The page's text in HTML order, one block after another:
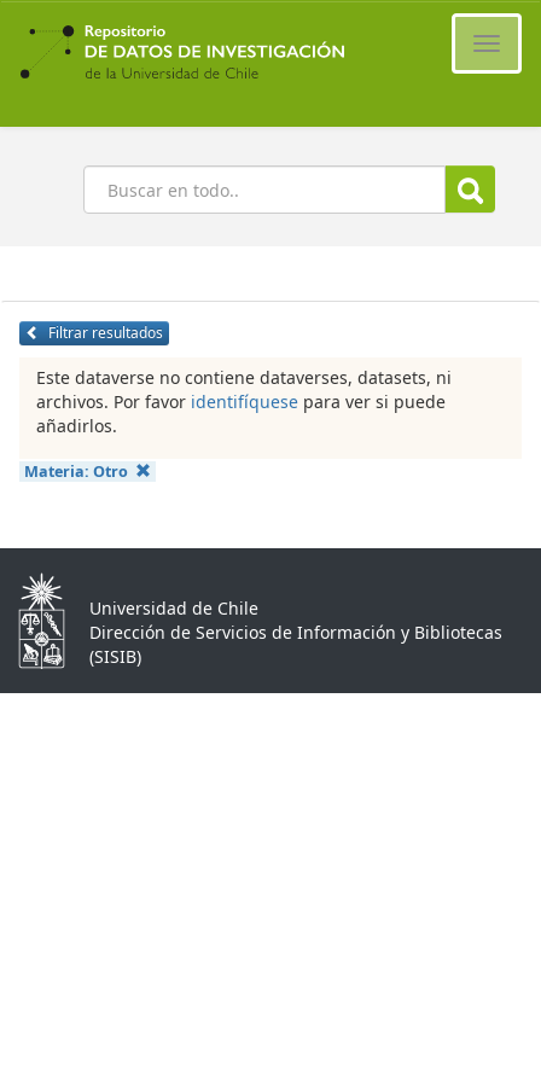
Ir
contenido
principal
Buscar
Filtrar resultados
Este dataverse no contiene dataverses, datasets, ni
archivos. Por favor identifíquese para ver si puede
añadirlos.
Materia: Otro
Universidad de Chile
Dirección de Servicios de Información y Bibliotecas
(SISIB)